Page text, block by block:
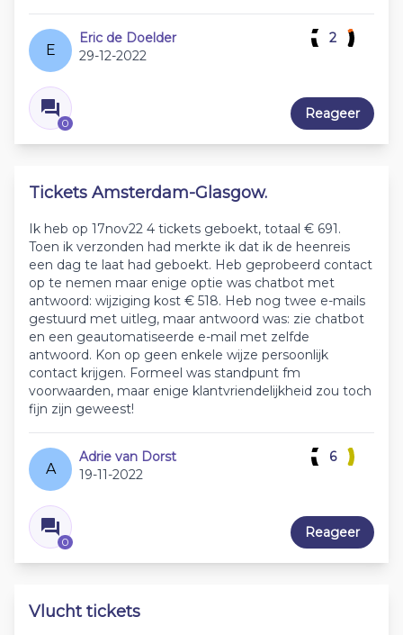
E
Eric de Doelder
29-12-2022
0
2
Reageer
Tickets Amsterdam-Glasgow.
Ik heb op 17nov22 4 tickets geboekt, totaal € 691.
Toen ik verzonden had merkte ik dat ik de heenreis
een dag te laat had geboekt. Heb geprobeerd contact
op te nemen maar enige optie was chatbot met
antwoord: wijziging kost € 518. Heb nog twee e-mails
gestuurd met uitleg, maar antwoord was: zie chatbot
en een geautomatiseerde e-mail met zelfde
antwoord. Kon op geen enkele wijze persoonlijk
contact krijgen. Formeel was standpunt fm
voorwaarden, maar enige klantvriendelijkheid zou toch
fijn zijn geweest!
A
Adrie van Dorst
19-11-2022
0
6
Reageer
Vlucht tickets